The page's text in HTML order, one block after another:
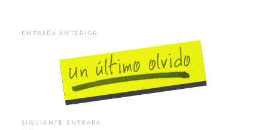
Navegación
entradas
ENTRADA ANTERIOR
SIGUIENTE ENTRADA